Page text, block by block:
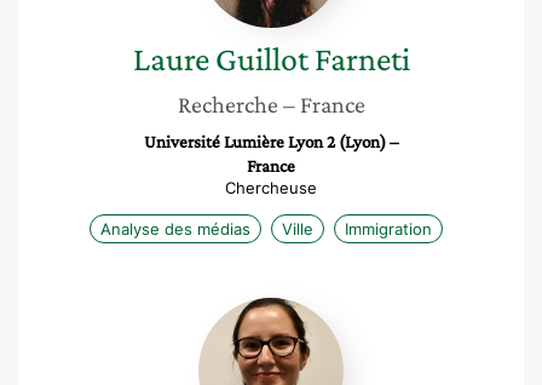
Laure Guillot Farneti
Recherche – France
Université Lumière Lyon 2 (Lyon) –
France
Chercheuse
Analyse des médias Ville Immigration
Anabelle
Pasillas